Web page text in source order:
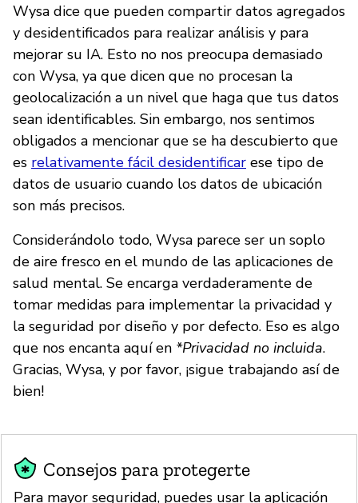
Wysa dice que pueden compartir datos agregados
y desidentificados para realizar análisis y para
mejorar su IA. Esto no nos preocupa demasiado
con Wysa, ya que dicen que no procesan la
geolocalización a un nivel que haga que tus datos
sean identificables. Sin embargo, nos sentimos
obligados a mencionar que se ha descubierto que
es relativamente fácil desidentificar ese tipo de
datos de usuario cuando los datos de ubicación
son más precisos.
Considerándolo todo, Wysa parece ser un soplo
de aire fresco en el mundo de las aplicaciones de
salud mental. Se encarga verdaderamente de
tomar medidas para implementar la privacidad y
la seguridad por diseño y por defecto. Eso es algo
que nos encanta aquí en *Privacidad no incluida.
Gracias, Wysa, y por favor, ¡sigue trabajando así de
bien!
Consejos para protegerte
Para mayor seguridad, puedes usar la aplicación